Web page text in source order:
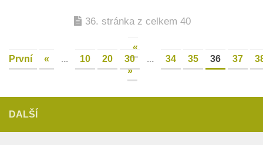
36. stránka z celkem 40
«
První
« ... 10 20 30 ... 34 35 36 37
»
DALŠÍ